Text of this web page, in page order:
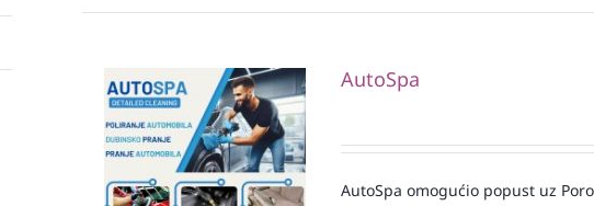
AutoSpa
AutoSpa omogućio popust uz